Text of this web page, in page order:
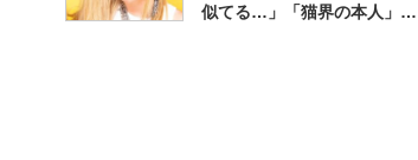
似てる…」「猫界の本人」